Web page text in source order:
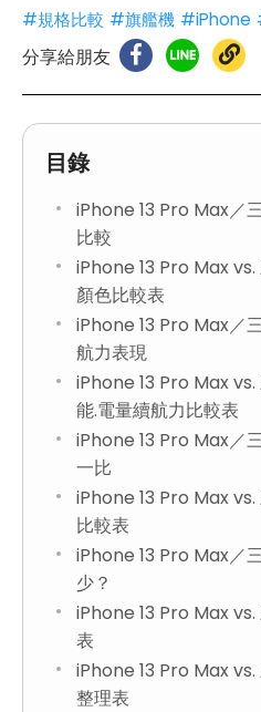
#規格比較 #旗艦機 #iPhone
分享給朋友
目錄
iPhone 13 Pro Max／
比較
iPhone 13 Pro Max
顏色比較表
iPhone 13 Pro Max／
航力表現
iPhone 13 Pro Max
能.電量續航力比較表
iPhone 13 Pro Max／
一比
iPhone 13 Pro Max
比較表
iPhone 13 Pro Max／
少？
iPhone 13 Pro Max
表
iPhone 13 Pro Max
整理表